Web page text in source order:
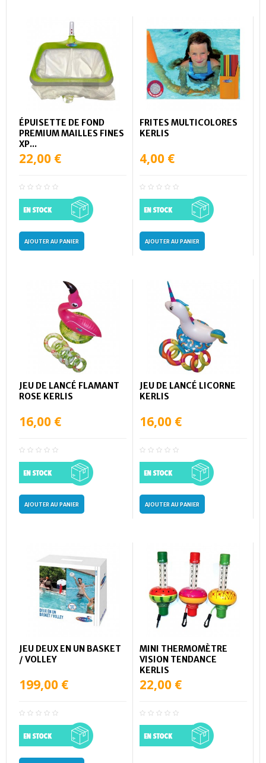
ÉPUISETTE DE FOND
PREMIUM MAILLES FINES
XP...
22,00 €
AJOUTER AU PANIER
FRITES MULTICOLORES
KERLIS
4,00 €
AJOUTER AU PANIER
JEU DE LANCÉ FLAMANT
ROSE KERLIS
16,00 €
AJOUTER AU PANIER
JEU DE LANCÉ LICORNE
KERLIS
16,00 €
AJOUTER AU PANIER
JEU DEUX EN UN BASKET
/ VOLLEY
199,00 €
MINI THERMOMÈTRE
VISION TENDANCE
KERLIS
22,00 €